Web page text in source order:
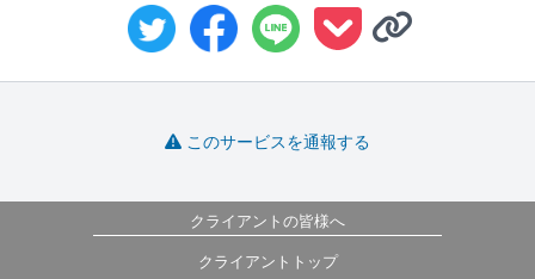
このサービスを通報する
クライアントの皆様へ
クライアントトップ